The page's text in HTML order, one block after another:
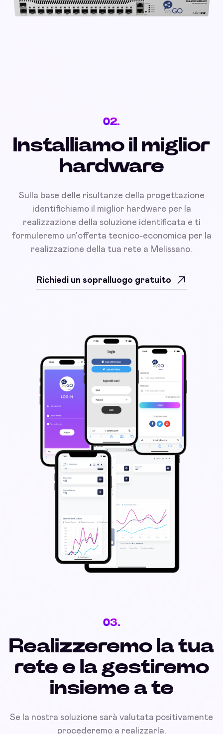
02.
Installiamo il miglior
hardware
Sulla base delle risultanze della progettazione
identifichiamo il miglior hardware per la
realizzazione della soluzione identificata e ti
formuleremo un'offerta tecnico-economica per la
realizzazione della tua rete a Melissano.
Richiedi un sopralluogo gratuito
03.
Realizzeremo la tua
rete e la gestiremo
insieme a te
Se la nostra soluzione sarà valutata positivamente
procederemo a realizzarla.